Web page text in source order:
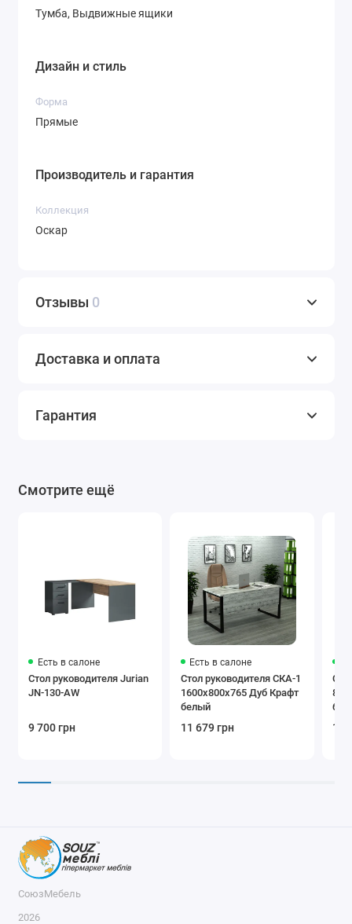
Тумба, Выдвижные ящики
Дизайн и стиль
Форма
Прямые
Производитель и гарантия
Коллекция
Оскар
Отзывы 0
Доставка и оплата
Гарантия
Смотрите ещё
Есть в салоне
Стол руководителя Jurian
JN-130-AW
9 700 грн
Есть в салоне
Стол руководителя СКА-1
1600x800x765 Дуб Крафт
белый
11 679 грн 12
СоюзМебель
2026